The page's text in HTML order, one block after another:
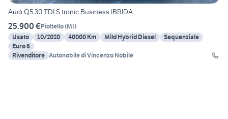
Audi Q5 30 TDI S tronic Business IBRIDA
25.900 €Pioltello(MI)
Usato
10/2020 40000 Km Mild Hybrid Diesel
Sequenziale
Euro 6
Rivenditore Autonobile di Vincenzo Nobile